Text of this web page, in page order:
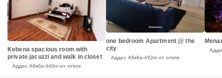
Kebena spacious room with
private jacuzzi and walk in closet
Аддис Абеба 660m от отеля
one bedroom Apartment @ the
city
Аддис Абеба 692m от отеля